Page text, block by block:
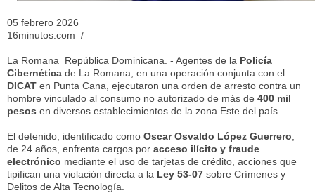
05 febrero 2026
16minutos.com /
​La Romana República Dominicana. - Agentes de la Policía
Cibernética de La Romana, en una operación conjunta con el
DICAT en Punta Cana, ejecutaron una orden de arresto contra un
hombre vinculado al consumo no autorizado de más de 400 mil
pesos en diversos establecimientos de la zona Este del país.
​El detenido, identificado como Oscar Osvaldo López Guerrero
de 24 años, enfrenta cargos por acceso ilícito y fraude
electrónico mediante el uso de tarjetas de crédito, acciones que
tipifican una violación directa a la Ley 53-07 sobre Crímenes y
Delitos de Alta Tecnología.